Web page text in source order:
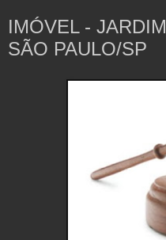
IMÓVEL -
SÃO PAULO/SP